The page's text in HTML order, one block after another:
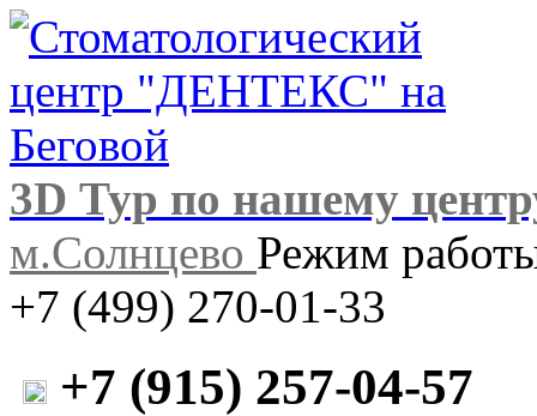
3D Тур по нашему
м.Солнцево Режим
+7 (499) 270-01-33
+7 (915) 257-04-57